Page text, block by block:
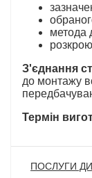
метода
З'єднання
до монтажу
Термін
ПОСЛУГИ